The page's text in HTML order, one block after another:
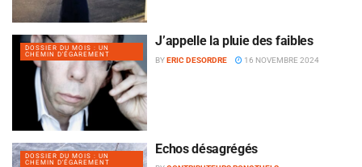
DOSSIER DU MOIS : UN
CHEMIN D'ÉGAREMENT
J’appelle la pluie des faibles
BYERIC DESORDRE 16 NOVEMBRE 2024
DOSSIER DU MOIS : UN
CHEMIN D'ÉGAREMENT
Échos désagrégés